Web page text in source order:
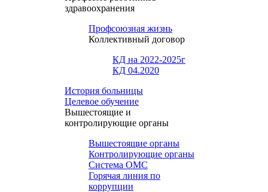
здравоохранения
Профсоюзная жизнь
Коллективный договор
КД на 2022-2025г
КД 04.2020
История больницы
Целевое обучение
Вышестоящие и
контролирующие органы
Вышестоящие органы
Контролирующие органы
Система ОМС
Горячая линия по
коррупции